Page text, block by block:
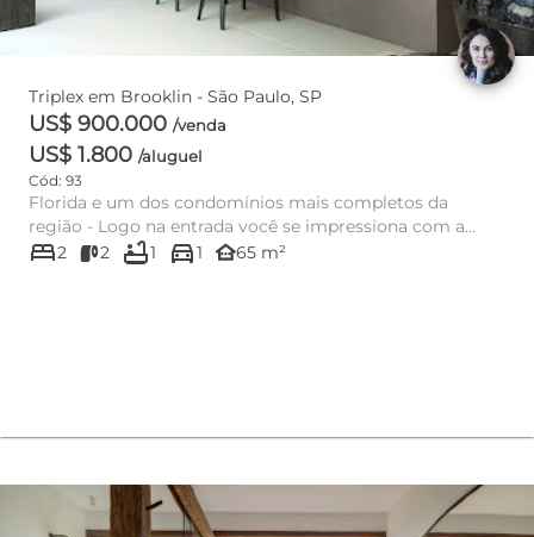
Triplex em Brooklin - São Paulo, SP
US$ 900.000 /venda
US$ 1.800 /aluguel
Cód: 93
Florida e um dos condomínios mais completos da
região - Logo na entrada você se impressiona com a
grandeza do empreendim...
bed2 2 bathtub1 directions_car1 other_houses65 m²